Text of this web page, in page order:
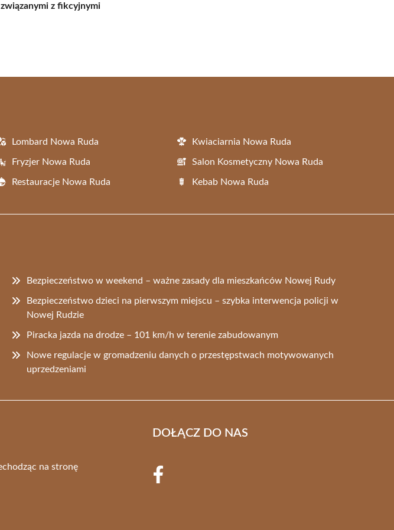
z fikcyjnymi
Lombard Nowa Ruda Kwiaciarnia Nowa Ruda
Fryzjer Nowa Ruda Salon Kosmetyczny Nowa Ruda
Restauracje Nowa Ruda Kebab Nowa Ruda
Bezpieczeństwo w weekend – ważne zasady dla mieszkańców Nowej Rudy
Bezpieczeństwo dzieci na pierwszym miejscu – szybka interwencja policji w
Nowej Rudzie
Piracka jazda na drodze – 101 km/h w terenie zabudowanym
Nowe regulacje w gromadzeniu danych o przestępstwach motywowanych
uprzedzeniami
na stronę
DOŁĄCZ DO NAS